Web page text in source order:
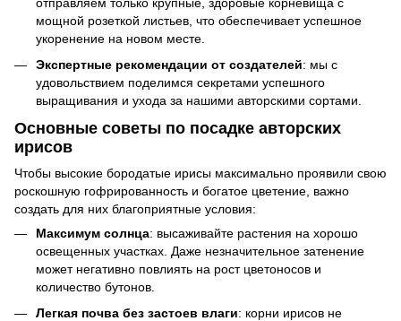
отправляем только крупные, здоровые корневища с
мощной розеткой листьев, что обеспечивает успешное
укоренение на новом месте.
Экспертные рекомендации от создателей: мы с
удовольствием поделимся секретами успешного
выращивания и ухода за нашими авторскими сортами.
Основные советы по посадке авторских
ирисов
Чтобы высокие бородатые ирисы максимально проявили свою
роскошную гофрированность и богатое цветение, важно
создать для них благоприятные условия:
Максимум солнца: высаживайте растения на хорошо
освещенных участках. Даже незначительное затенение
может негативно повлиять на рост цветоносов и
количество бутонов.
Легкая почва без застоев влаги: корни ирисов не